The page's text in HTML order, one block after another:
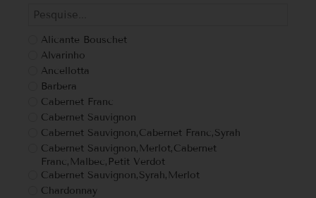
Alicante Bouschet
Alvarinho
Ancellotta
Barbera
Cabernet Franc
Cabernet Sauvignon
Cabernet Sauvignon,Cabernet Franc,Syrah
Cabernet Sauvignon,Merlot,Cabernet
Franc,Malbec,Petit Verdot
Cabernet Sauvignon,Syrah,Merlot
Chardonnay